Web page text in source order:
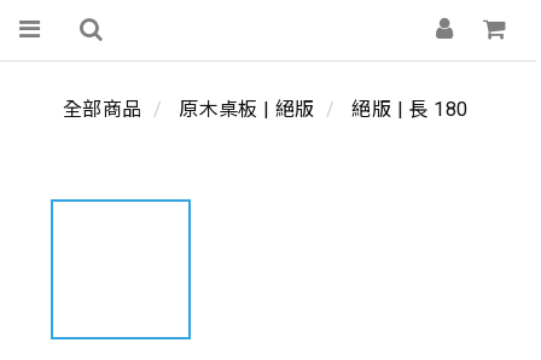
全部商品 原木桌板 | 絕版 絕版 | 長 180